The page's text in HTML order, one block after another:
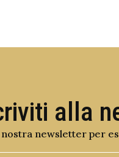
alla
newsletter per